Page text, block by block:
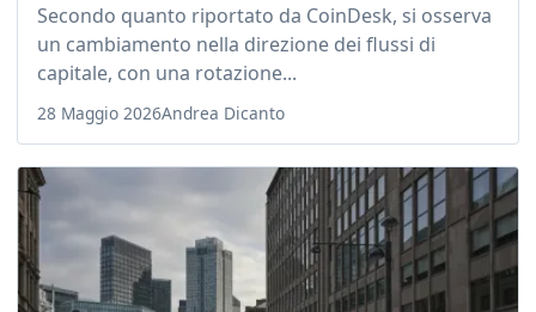
Secondo quanto riportato da CoinDesk, si osserva
un cambiamento nella direzione dei flussi di
capitale, con una rotazione...
28 Maggio 2026Andrea Dicanto